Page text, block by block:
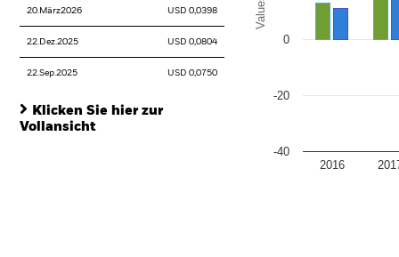
20.März2026 USD 0,0398
22.Dez.2025 USD 0,0804
22.Sep.2025 USD 0,0750
Klicken Sie hier zur
Vollansicht
Values
2016
-40
-20
0